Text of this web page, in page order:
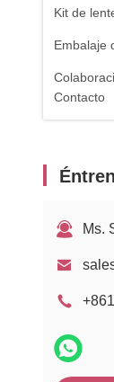
Kit de
Embalaje
Contacto
Ms.